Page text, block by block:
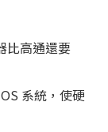
比高通還要
系統，使硬